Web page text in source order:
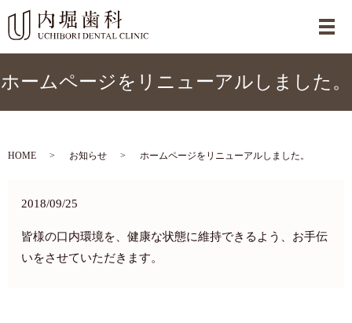
メ
ホームページをリニューアルしました。
HOME お知らせ ホームページをリニューアルしました。
2018/09/25
皆様の口内環境を、健康な状態に維持できるよう、お手伝
いをさせていただきます。